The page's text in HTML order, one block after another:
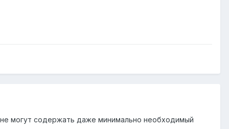
могут содержать даже минимально необходимый